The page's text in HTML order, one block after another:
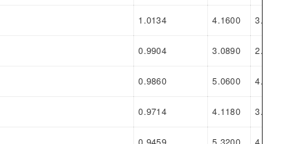
1.0134 4.1600 3.1466
0.9904 3.0890 2.0986
0.9860 5.0600 4.0740
0.9714 4.1180 3.1466